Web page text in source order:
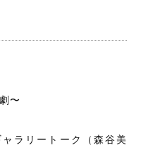
〜
ラリートーク（森谷美